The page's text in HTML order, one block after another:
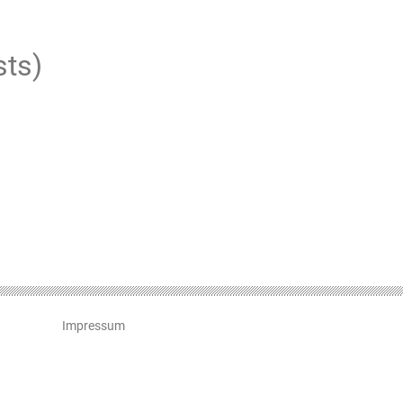
Impressum